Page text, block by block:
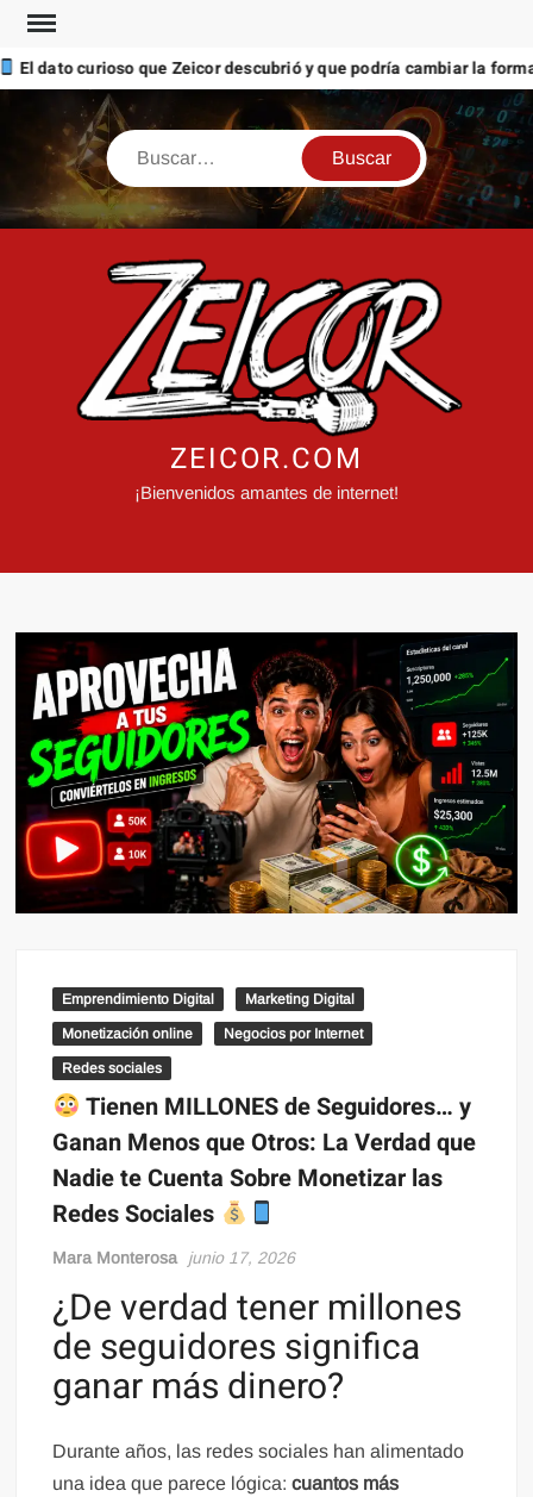
Saltar
contenido
curioso que Zeicor descubrió y que podría cambiar la forma en
Buscar
ZEICOR.COM
¡Bienvenidos amantes de internet!
Emprendimiento Digital Marketing Digital
Monetización online Negocios por Internet
Redes sociales
Tienen MILLONES de Seguidores… y
Ganan Menos que Otros: La Verdad que
Nadie te Cuenta Sobre Monetizar las
Redes Sociales
Mara Monterosa junio 17, 2026
¿De verdad tener millones
de seguidores significa
ganar más dinero?
Durante años, las redes sociales han alimentado
una idea que parece lógica:cuantos más